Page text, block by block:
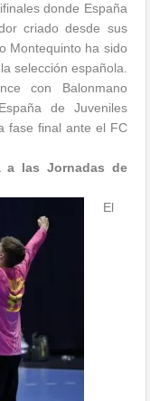
donde España
criado desde sus
Montequinto ha sido
selección española.
con Balonmano
de Juveniles
fase final ante el FC
a las Jornadas de
El